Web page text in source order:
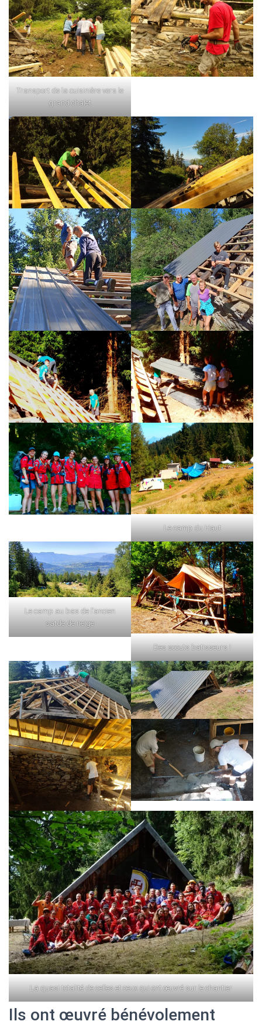
Transport de la cuisinière vers le
grand chalet
Le camp du Haut
Le camp au bas de l’ancien
satde de neige
Des scouts batisseurs !
La quasi totalité de celles et ceux qui ont œuvré sur le chantier
Ils ont œuvré bénévolement